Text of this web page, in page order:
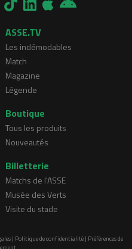
ASSE.TV
Les indémodables
Match
Magazine
Légende
Boutique
Tous les produits
Nouveautés
Billetterie
Matchs de l'ASSE
Musée des Verts
Visite du stade
| Politique de confidentialité| Préférences de